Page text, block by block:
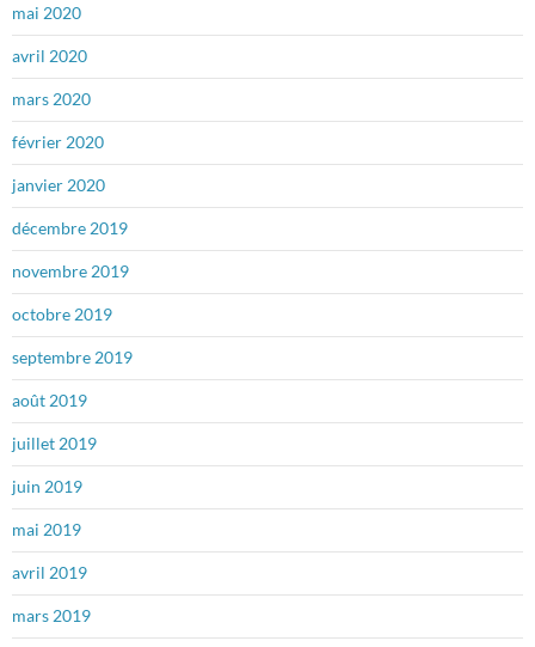
mai 2020
avril 2020
mars 2020
février 2020
janvier 2020
décembre 2019
novembre 2019
octobre 2019
septembre 2019
août 2019
juillet 2019
juin 2019
mai 2019
avril 2019
mars 2019